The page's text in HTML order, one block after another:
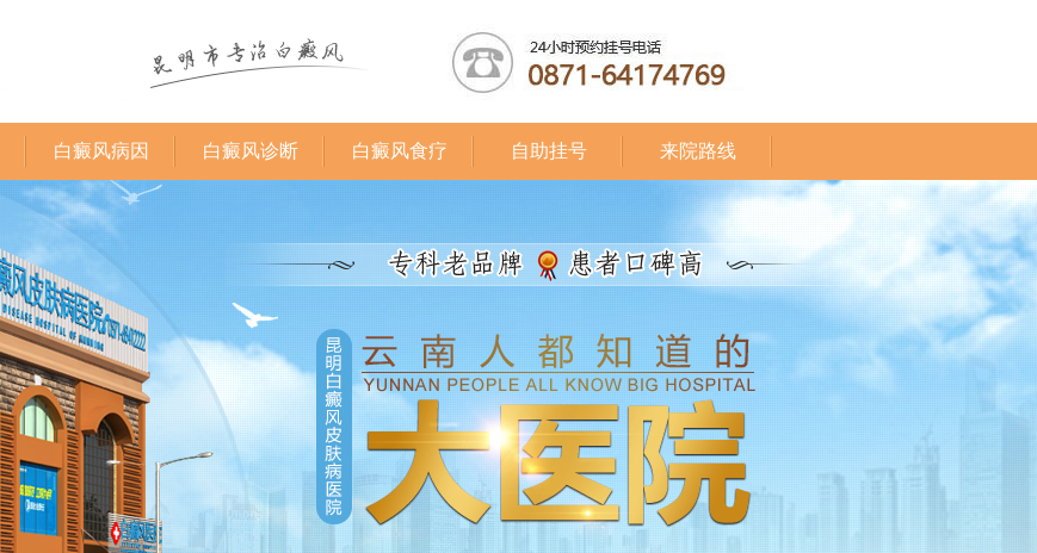
白癜风病因 白癜风诊断 白癜风食疗 自助挂号 来院路线